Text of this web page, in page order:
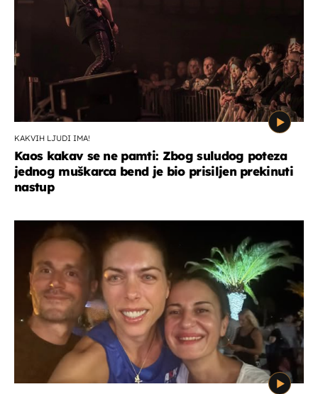
KAKVIH LJUDI IMA!
Kaos kakav se ne pamti: Zbog suludog poteza
jednog muškarca bend je bio prisiljen prekinuti
nastup